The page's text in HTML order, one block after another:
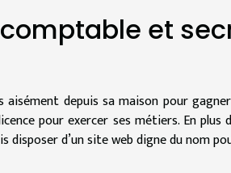
et
depuis sa maison pour
pour exercer ses métiers. En plus
d’un site web digne du nom